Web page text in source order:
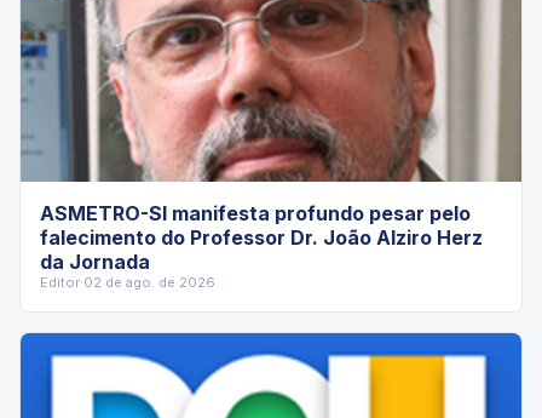
ASMETRO-SI manifesta profundo pesar pelo
falecimento do Professor Dr. João Alziro Herz
da Jornada
Editor·02 de ago. de 2026